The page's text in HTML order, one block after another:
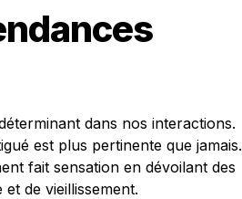
dans nos interactions.
est plus pertinente que jamais.
fait sensation en dévoilant des
de vieillissement.